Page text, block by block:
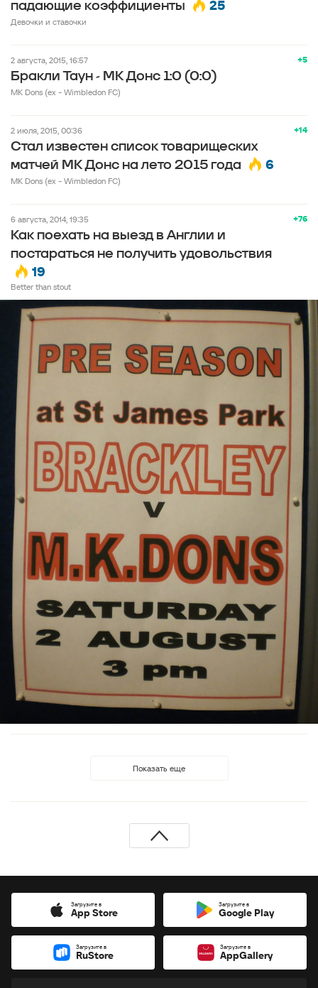
падающие коэффициенты 25
Девoчки и ставочки
+5
2 августа, 2015, 16:57
Бракли Таун - МК Донс 1:0 (0:0)
MK Dons (ex - Wimbledon FC)
+14
2 июля, 2015, 00:36
Стал известен список товарищеских
матчей МК Донс на лето 2015 года
6
MK Dons (ex - Wimbledon FC)
+76
6 августа, 2014, 19:35
Как поехать на выезд в Англии и
постараться не получить удовольствия
19
Better than stout
Показать еще
Загрузите в
App Store
Загрузите в
Google Play
Загрузите в
RuStore
Загрузите в
AppGallery